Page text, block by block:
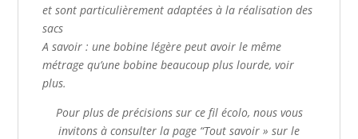
et sont particulièrement adaptées à la réalisation des
sacs
A savoir : une bobine légère peut avoir le même
métrage qu’une bobine beaucoup plus lourde, voir
plus.
Pour plus de précisions sur ce fil écolo, nous vous
invitons à consulter la page “Tout savoir » sur le